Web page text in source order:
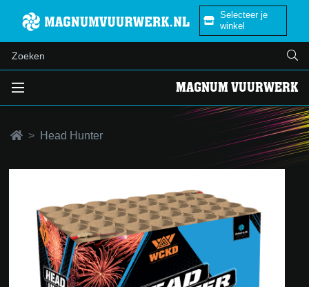
Selecteer je
winkel
MAGNUM VUURWERK
Head Hunter